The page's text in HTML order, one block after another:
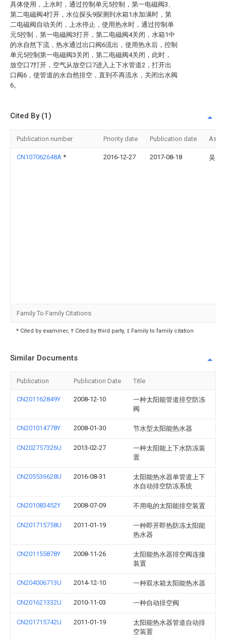
具体使用，上水时，通过控制单元5控制，第一电磁阀3、
第二电磁阀4打开，水位探头9探测到水箱1水加满时，第
二电磁阀自动关闭，上水停止，使用热水时，通过控制单
元5控制，第一电磁阀3打开，第二电磁阀4关闭，水箱1中
的水自然下流，热水通过出口阀6流出，使用热水后，控制
单元5控制第一电磁阀3关闭，第二电磁阀4关闭，此时，
放空口7打开，空气从放空口7进入上下水管道2，打开出
口阀6，使管道的水自然排空，直到不再流水，关闭出水阀
6。
Cited By (1)
Publication number Priority date Publication date
CN107062648A * 2016-12-27 2017-08-18 吴风
Family To Family Citations
* Cited by examiner, † Cited by third party, ‡ Family to family citation
Similar Documents
Publication Publication Date Title
CN201162849Y 2008-12-10
一种太阳能管道排空防冻
阀
CN201014778Y 2008-01-30 节水型太阳能热水器
CN202757326U 2013-02-27
一种太阳能上下水防冻装
置
CN205536628U 2016-08-31
太阳能热水器单管道上下
水自动排空防冻系统
CN201083452Y 2008-07-09 不用电的太阳能排空装置
CN201715758U 2011-01-19
一种即开即热防冻太阳能
热水器
CN201155878Y 2008-11-26
太阳能热水器排空阀连接
装置
CN204006713U 2014-12-10 一种双水箱太阳能热水器
CN201621332U 2010-11-03 一种自动排空阀
CN201715742U 2011-01-19
太阳能热水器管道自动排
空装置